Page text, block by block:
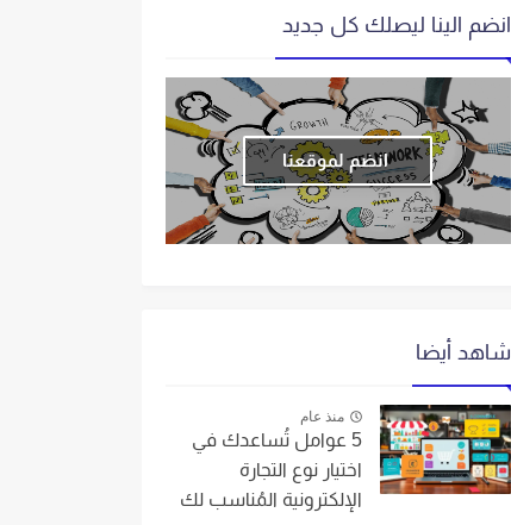
انضم الينا ليصلك كل جديد
انضم لموقعنا
شاهد أيضا
منذ عام
5 عوامل تُساعدك في
اختيار نوع التجارة
الإلكترونية المُناسب لك